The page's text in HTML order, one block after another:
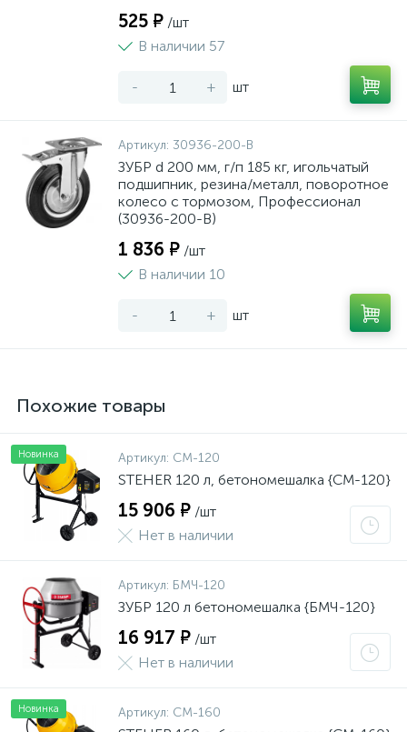
525 ₽ /шт
В наличии 57
- + шт
Артикул: 30936-200-B
ЗУБР d 200 мм, г/п 185 кг, игольчатый
подшипник, резина/металл, поворотное
колесо c тормозом, Профессионал
(30936-200-B)
1 836 ₽ /шт
В наличии 10
- + шт
Похожие товары
Новинка Артикул: CM-120
STEHER 120 л, бетономешалка {CM-120}
15 906 ₽ /шт
Нет в наличии
Артикул: БМЧ-120
ЗУБР 120 л бетономешалка {БМЧ-120}
16 917 ₽ /шт
Нет в наличии
Новинка Артикул: CM-160